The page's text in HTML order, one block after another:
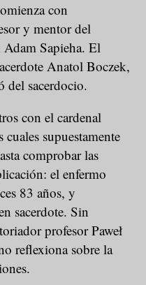
con
y mentor del
Adam Sapieha. El
Anatol Boczek,
del sacerdocio.
con el cardenal
supuestamente
comprobar las
el enfermo
83 años, y
sacerdote. Sin
profesor Paweł
reflexiona sobre la